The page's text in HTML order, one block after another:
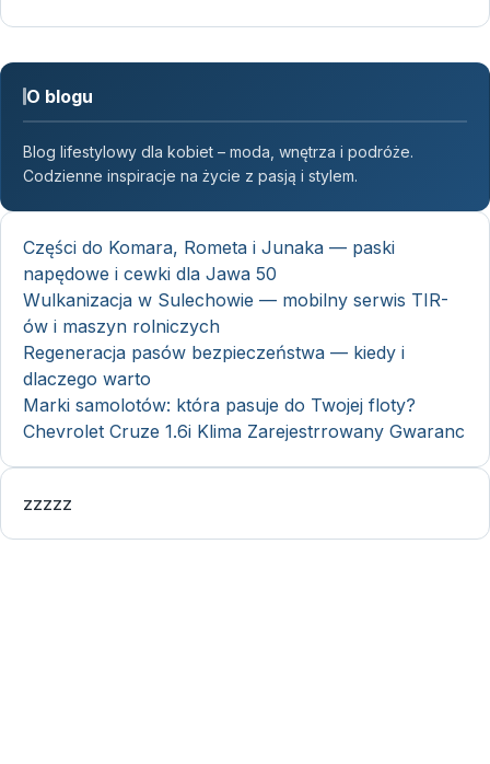
O blogu
Blog lifestylowy dla kobiet – moda, wnętrza i podróże.
Codzienne inspiracje na życie z pasją i stylem.
Części do Komara, Rometa i Junaka — paski
napędowe i cewki dla Jawa 50
Wulkanizacja w Sulechowie — mobilny serwis TIR-
ów i maszyn rolniczych
Regeneracja pasów bezpieczeństwa — kiedy i
dlaczego warto
Marki samolotów: która pasuje do Twojej floty?
Chevrolet Cruze 1.6i Klima Zarejestrrowany Gwaranc
zzzzz